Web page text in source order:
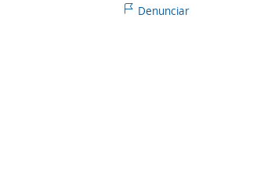
Denunciar